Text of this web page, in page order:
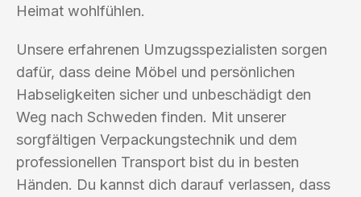
Heimat wohlfühlen.
Unsere erfahrenen Umzugsspezialisten sorgen
dafür, dass deine Möbel und persönlichen
Habseligkeiten sicher und unbeschädigt den
Weg nach Schweden finden. Mit unserer
sorgfältigen Verpackungstechnik und dem
professionellen Transport bist du in besten
Händen. Du kannst dich darauf verlassen, dass